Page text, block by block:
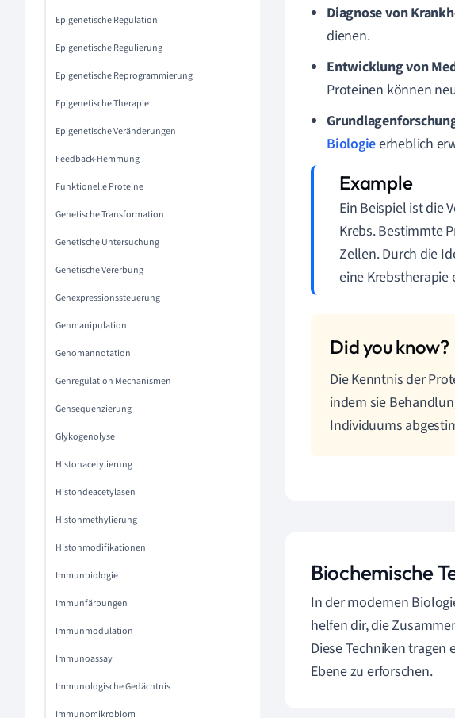
Epigenetische Regulation
Epigenetische Regulierung
Epigenetische Reprogrammierung
Epigenetische Therapie
Epigenetische Veränderungen
Feedback-Hemmung
Funktionelle Proteine
Genetische Transformation
Genetische Untersuchung
Genetische Vererbung
Genexpressionssteuerung
Genmanipulation
Genomannotation
Genregulation Mechanismen
Gensequenzierung
Glykogenolyse
Histonacetylierung
Histondeacetylasen
Histonmethylierung
Histonmodifikationen
Immunbiologie
Immunfärbungen
Immunmodulation
Immunoassay
Immunologische Gedächtnis
Immunomikrobiom
Diagnose von
dienen.
Entwicklung von
Proteinen können
Biologieerheblich
Ein Beispiel ist die
Krebs. Bestimmte
Zellen. Durch die
eine Krebstherapie
Die Kenntnis der
indem sie
Individuums
Biochemische
In der modernen
helfen dir, die
Diese Techniken
Ebene zu erforschen.